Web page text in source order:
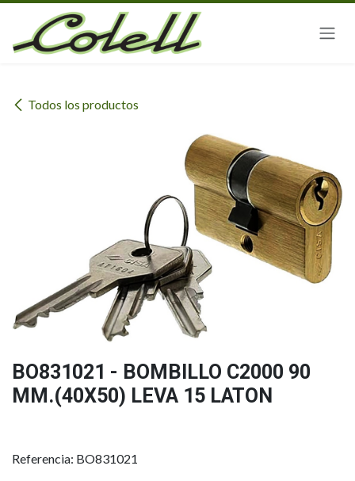
Ir al contenido
Todos los productos
BO831021 - BOMBILLO C2000 90
MM.(40X50) LEVA 15 LATON
Referencia: BO831021